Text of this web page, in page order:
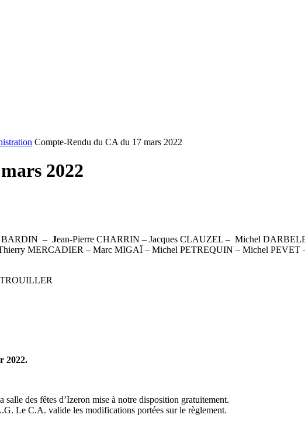
Compte-Rendu du CA du 17 mars 2022
2022
BARDIN – Jean-Pierre CHARRIN – Jacques CLAUZEL – Michel
MERCADIER – Marc MIGAÏ – Michel PETREQUIN – Michel PEVET
2022.
salle des fêtes d’Izeron mise à notre disposition gratuitement.
Le C.A. valide les modifications portées sur le règlement.